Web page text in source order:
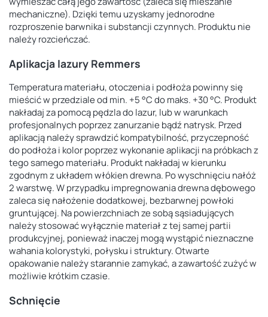
mechaniczne). Dzięki temu uzyskamy jednorodne
rozproszenie barwnika i substancji czynnych. Produktu nie
należy rozcieńczać.
Aplikacja lazury Remmers
Temperatura materiału, otoczenia i podłoża powinny się
mieścić w przedziale od min. +5 °C do maks. +30 °C. Produkt
nakładaj za pomocą pędzla do lazur, lub w warunkach
profesjonalnych poprzez zanurzanie bądź natrysk. Przed
aplikacją należy sprawdzić kompatybilność, przyczepność
do podłoża i kolor poprzez wykonanie aplikacji na próbkach z
tego samego materiału. Produkt nakładaj w kierunku
zgodnym z układem włókien drewna. Po wyschnięciu nałóż
2 warstwę. W przypadku impregnowania drewna dębowego
zaleca się nałożenie dodatkowej, bezbarwnej powłoki
gruntującej. Na powierzchniach ze sobą sąsiadujących
należy stosować wyłącznie materiał z tej samej partii
produkcyjnej, ponieważ inaczej mogą wystąpić nieznaczne
wahania kolorystyki, połysku i struktury. Otwarte
opakowanie należy starannie zamykać, a zawartość zużyć w
możliwie krótkim czasie.
Schnięcie